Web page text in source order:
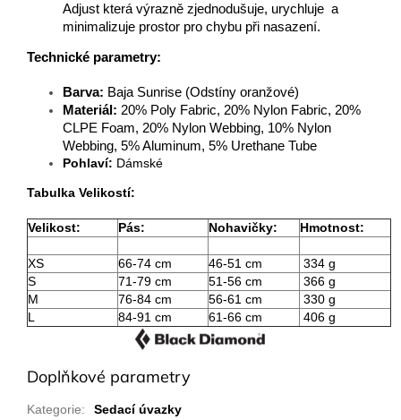
Adjust která výrazně zjednodušuje, urychluje a
minimalizuje prostor pro chybu při nasazení.
Technické parametry:
Barva: Baja Sunrise (Odstíny oranžové)
Materiál: 20% Poly Fabric, 20% Nylon Fabric, 20%
CLPE Foam, 20% Nylon Webbing, 10% Nylon
Webbing, 5% Aluminum, 5% Urethane Tube
Pohlaví: Dámské
Tabulka Velikostí:
Velikost: Pás: Nohavičky: Hmotnost:
XS 66-74 cm 46-51 cm
334 g
S
71-79 cm 51-56 cm
366 g
M
76-84 cm 56-61 cm
330 g
L
84-91 cm 61-66 cm 406 g
Doplňkové parametry
Kategorie:
Sedací úvazky